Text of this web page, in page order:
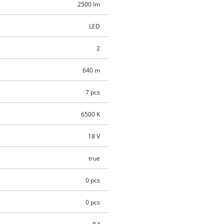
2500 lm
LED
2
640 m
7 pcs
6500 K
18 V
true
0 pcs
0 pcs